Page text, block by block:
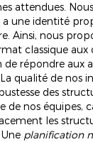
attendues.
une identité
Ainsi, nous
classique aux
répondre aux
qualité de nos
des
de nos équipes,
les
planification